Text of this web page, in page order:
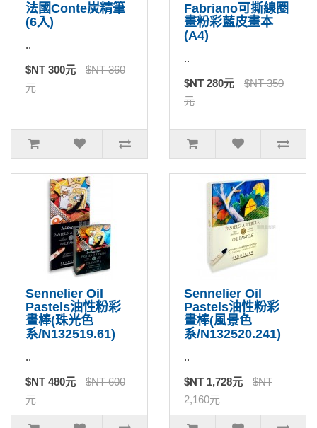
法國Conte炭精筆
(6入)
..
$NT 300元
$NT 360
元
Fabriano可撕線圈
畫粉彩藍皮畫本
(A4)
..
$NT 280元
$NT 350
元
Sennelier Oil
Pastels油性粉彩
畫棒(珠光色
系/N132519.61)
..
$NT 480元
$NT 600
元
Sennelier Oil
Pastels油性粉彩
畫棒(風景色
系/N132520.241)
..
$NT 1,728元
$NT
2,160元